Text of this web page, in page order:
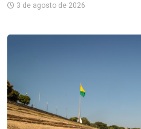
3 de agosto de 2026